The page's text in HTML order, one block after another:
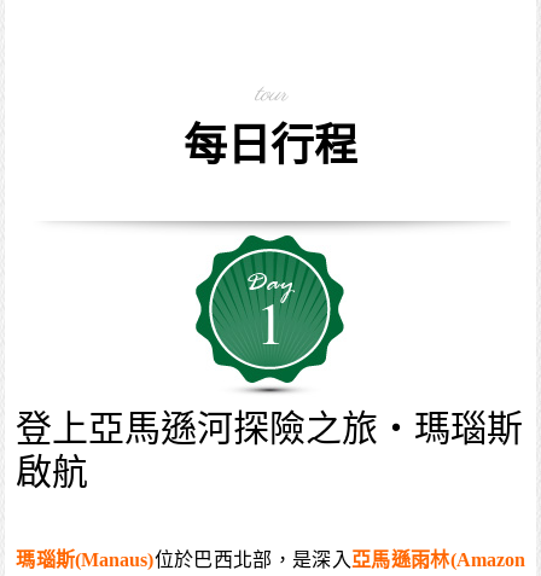
tour
每日行程
1
登上亞馬遜河探險之旅・瑪瑙斯
啟航
瑪瑙斯(Manaus)位於巴西北部，是深入亞馬遜雨林(Amazon